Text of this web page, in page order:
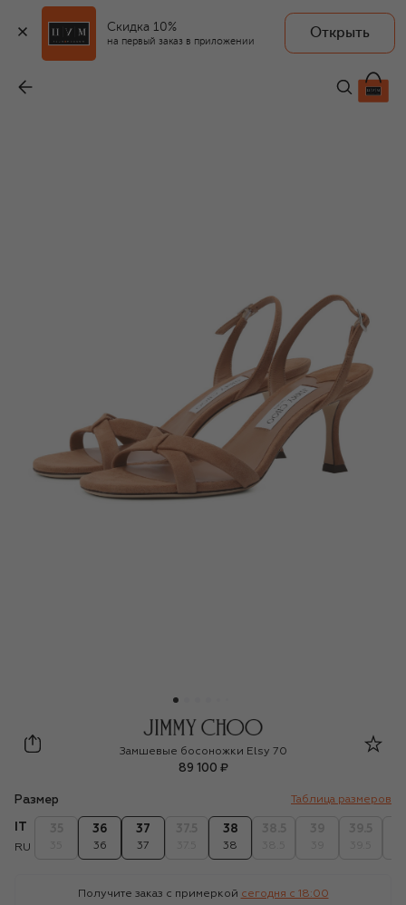
Скидка 10%
на первый заказ в приложении
Открыть
89 100 ₽
Jimmy Choo
Замшевые босоножки Elsy 70
89 100 ₽
Размер Таблица размеров
RU
36
36
37
37
38
38
Получите заказ с примеркой сегодня c 18:00